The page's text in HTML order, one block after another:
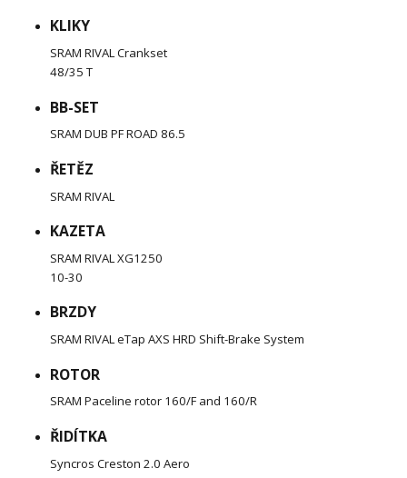
KLIKY
SRAM RIVAL Crankset
48/35 T
BB-SET
SRAM DUB PF ROAD 86.5
ŘETĚZ
SRAM RIVAL
KAZETA
SRAM RIVAL XG1250
10-30
BRZDY
SRAM RIVAL eTap AXS HRD Shift-Brake System
ROTOR
SRAM Paceline rotor 160/F and 160/R
ŘIDÍTKA
Syncros Creston 2.0 Aero